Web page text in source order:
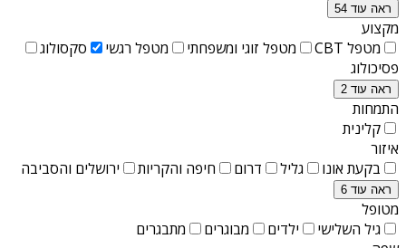
ראה עוד 54
מקצוע
מטפל CBT
מטפל זוגי ומשפחתי מטפל רגשי
סקסולוג
פסיכולוג
ראה עוד 2
התמחות
קלינית
איזור
בקעת אונו
גליל דרום חיפה והקריות ירושלים והסביבה
ראה עוד 6
מטופל
גיל השלישי
ילדים מבוגרים
מתבגרים